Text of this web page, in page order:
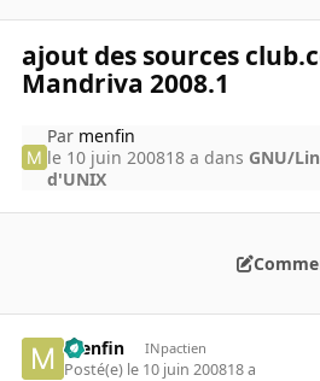
ajout des sources
Mandriva 2008.1
Par menfin
le 10 juin 200818 a dans GNU/
d'UNIX
menfin INpactien
Posté(e) le 10 juin 200818 a